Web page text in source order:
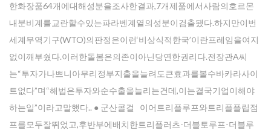
한화장품64개에대해성분을조사한결과,7개제품에서사람의호르몬
내분비계를교란할수있는파라벤계열의성분이검출됐다.하지만이번
세계무역기구(WTO)의판정은이런‘비상식적한국’이란프레임을여지
없이깨부쉈다.이러한돌봄은의존이아닌당연한권리다.전장관A씨
는“투자가나쁘니아무리정부지출을늘려도큰효과를볼수바카라사이
트없다”며“해법은투자와순수출을늘리는건데,이는결국기업이해야
하는일”이라고말했다.. ● 군산콜걸 이어트리플루프와트리플플립점
프를모두잘뛰었고,후반부에배치한트리플러츠-더블토루프-더블루